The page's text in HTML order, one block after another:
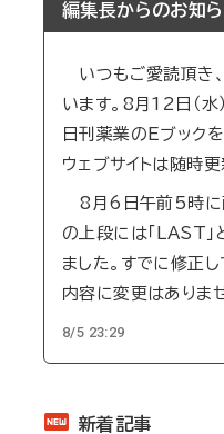
編集長からのお知
いつもご愛読頂き
います。8月12日（水
日刊薬業のEブック
ウェブサイトは随時更
8月6日午前5時に
の上段には「LAST」
ました。すでに修正
内容に変更はありませ
8/5 23:29
新着記事